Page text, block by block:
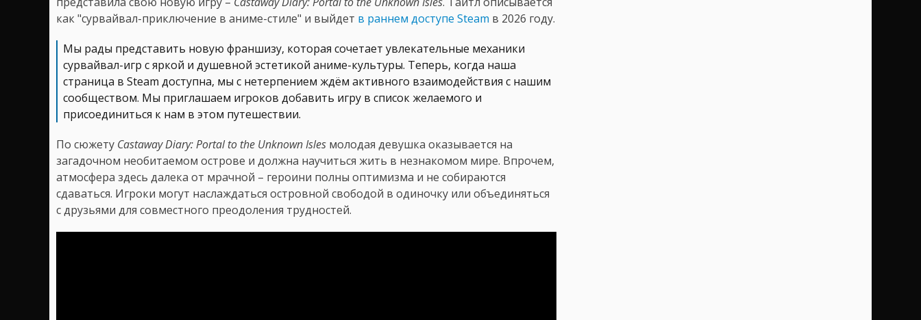
как "сурвайвал-приключение в аниме-стиле" и выйдет в раннем доступе Steam в 2026 году.
Мы рады представить новую франшизу, которая сочетает увлекательные механики
сурвайвал-игр с яркой и душевной эстетикой аниме-культуры. Теперь, когда наша
страница в Steam доступна, мы с нетерпением ждём активного взаимодействия с нашим
сообществом. Мы приглашаем игроков добавить игру в список желаемого и
присоединиться к нам в этом путешествии.
По сюжету Castaway Diary: Portal to the Unknown Isles молодая девушка оказывается на
загадочном необитаемом острове и должна научиться жить в незнакомом мире. Впрочем,
атмосфера здесь далека от мрачной – героини полны оптимизма и не собираются
сдаваться. Игроки могут наслаждаться островной свободой в одиночку или объединяться
с друзьями для совместного преодоления трудностей.